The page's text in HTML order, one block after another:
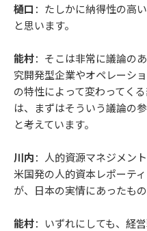
樋口 ：たしかに納得性の高
と思います。
能村：そこは非常に議論の
究開発型企業やオペレーシ
の特性によって変わってく
は、まずはそういう議論の
と考えています。
川内：人的資源マネジメン
米国発の人的資本レポーテ
が、日本の実情にあったも
能村：いずれにしても、経